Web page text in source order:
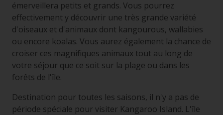
émerveillera petits et grands. Vous pourrez
effectivement y découvrir une très grande variété
d'oiseaux et d'animaux dont kangourous, wallabies
ou encore koalas. Vous aurez également la chance de
croiser ces magnifiques animaux tout au long de
votre séjour que ce soit sur la plage ou dans les
forêts de l'île.
Destination pour toutes les saisons, il n'y a pas de
période spéciale pour visiter Kangaroo Island. L'île